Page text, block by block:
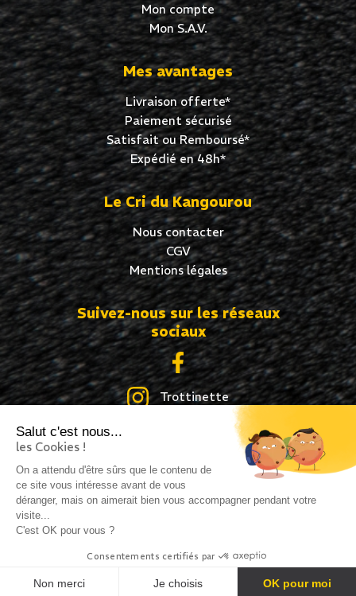
Salut c'est nous...
les Cookies !
On a attendu d'être sûrs que le contenu de
ce site vous intéresse avant de vous
déranger, mais on aimerait bien vous accompagner pendant votre
visite...
C'est OK pour vous ?
Consentements certifiés par
Non merci Je choisis OK pour moi
Mon compte
Mon S.A.V.
Mes avantages
Livraison offerte*
Paiement sécurisé
Satisfait ou Remboursé*
Expédié en 48h*
Le Cri du Kangourou
Nous contacter
CGV
Mentions légales
Suivez-nous sur les réseaux
sociaux
Trottinette
Roller
Création site internet : idcom-lagence.fr- Copyright
Confidentialité